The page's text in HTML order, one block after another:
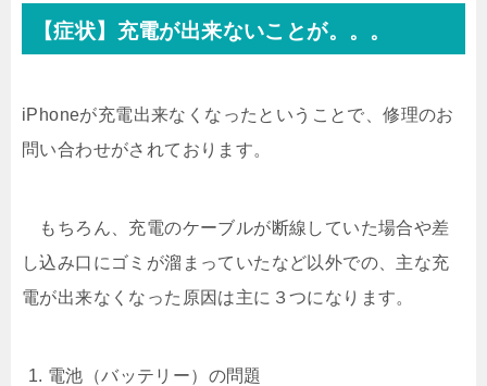
【症状】充電が出来ないことが。。。
iPhoneが充電出来なくなったということで、修理のお
問い合わせがされております。
もちろん、充電のケーブルが断線していた場合や差
し込み口にゴミが溜まっていたなど以外での、主な充
電が出来なくなった原因は主に３つになります。
電池（バッテリー）の問題